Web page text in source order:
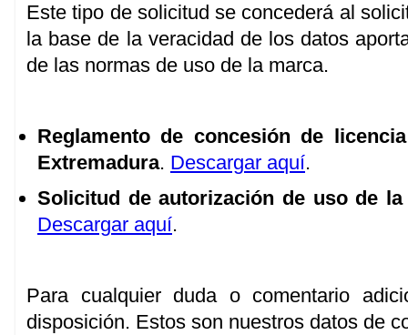
Este tipo de solicitud se concederá al
la base de la veracidad de los datos
de las normas de uso de la marca.
Reglamento de concesión de
Extremadura. Descargar aquí.
Solicitud de autorización de uso de
Descargar aquí.
Para cualquier duda o comentario
disposición. Estos son nuestros datos de